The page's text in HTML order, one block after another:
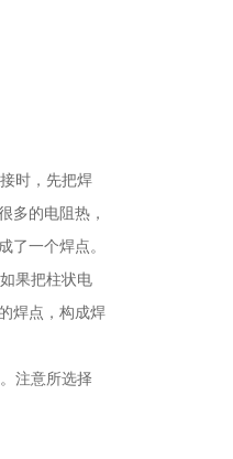
时，先把焊
多的电阻热，
了一个焊点。
果把柱状电
焊点，构成焊
注意所选择